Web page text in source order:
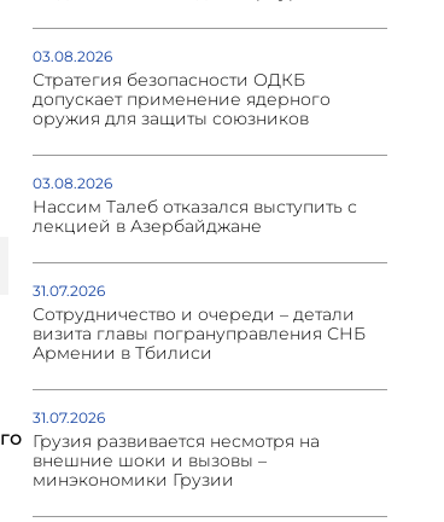
03.08.2026
Стратегия безопасности ОДКБ
допускает применение ядерного
оружия для защиты союзников
03.08.2026
Нассим Талеб отказался выступить с
лекцией в Азербайджане
31.07.2026
Сотрудничество и очереди – детали
визита главы погрануправления СНБ
Армении в Тбилиси
31.07.2026
Грузия развивается несмотря на
внешние шоки и вызовы –
минэкономики Грузии